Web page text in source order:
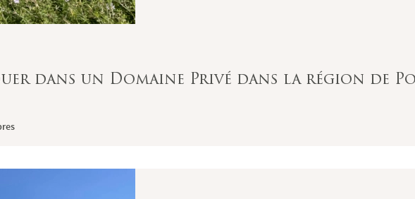
dans un Domaine Privé dans la région de